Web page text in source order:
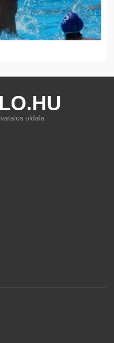
oldala